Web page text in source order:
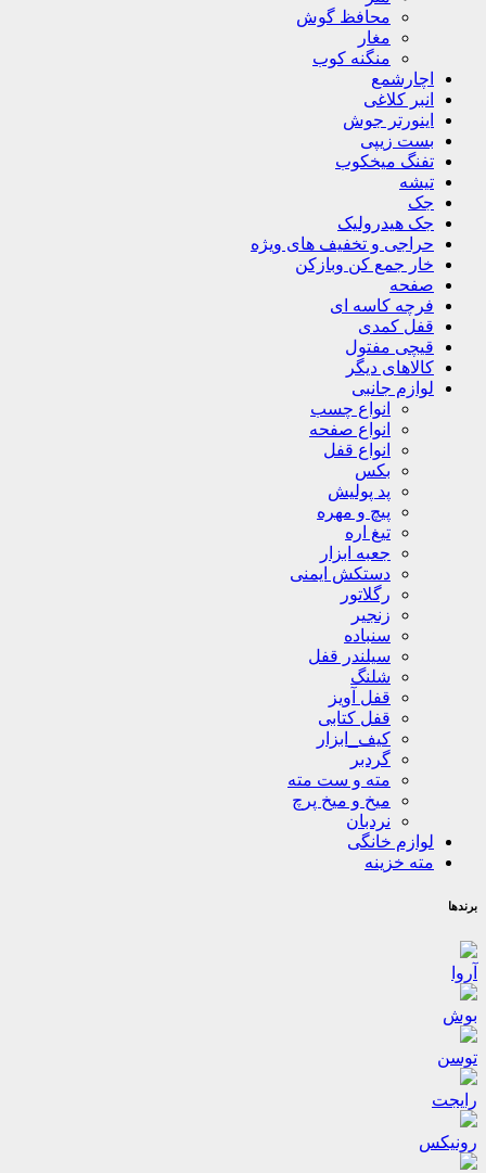
محافظ گوش
مغار
منگنه کوب
اچارشمع
انبر کلاغی
اینورتر جوش
بست زیپی
تفنگ میخکوب
تیشه
جک
جک هیدرولیک
حراجی و تخفیف های ویژه
خار جمع کن وبازکن
صفحه
فرچه کاسه ای
قفل کمدی
قیچی مفتول
کالاهای دیگر
لوازم جانبی
انواع چسب
انواع صفحه
انواع قفل
بکس
پد پولیش
پیچ و مهره
تیغ اره
جعبه ابزار
دستکش ایمنی
رگلاتور
زنجیر
سنباده
سیلندر قفل
شلنگ
قفل آویز
قفل کتابی
کیف_ابزار
گردبر
مته و ست مته
میخ و میخ پرچ
نردبان
لوازم خانگی
مته خزینه
برندها
آروا
بوش
توسن
رایجت
رونیکس